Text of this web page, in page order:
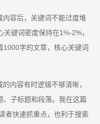
内容后，关键词不能过度堆
键词密度保持在1%-2%，
字的文章，核心关键词
的内容有时逻辑不够清晰，
、子标题和段落。我在这篇
者快速抓重点，也利于搜索